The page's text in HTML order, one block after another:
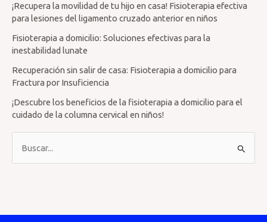
¡Recupera la movilidad de tu hijo en casa! Fisioterapia efectiva
para lesiones del ligamento cruzado anterior en niños
Fisioterapia a domicilio: Soluciones efectivas para la
inestabilidad lunate
Recuperación sin salir de casa: Fisioterapia a domicilio para
Fractura por Insuficiencia
¡Descubre los beneficios de la fisioterapia a domicilio para el
cuidado de la columna cervical en niños!